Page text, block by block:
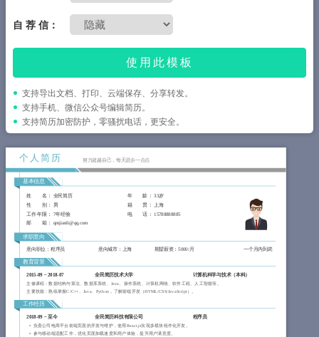
面试自我介绍
简历教程
登录 / 注册
自 荐 信：
使用此模板
支持导出文档、打印、云端保存、分享转发。
支持手机、微信公众号编辑简历。
支持简历加密防护，零骚扰电话，更安全。
个人简历 努力超越自己，每天进步一点点
基本信息
姓 名 ： 全民简历 年 龄 ： 33岁
性 别 ： 男 籍 贯 ： 上海
工作年限 ： 7年经验 电 话 ： 15788888885
邮 箱 ： qmjianli@qq.com
求职意向
意向职位：程序员 意向城市：上海 期望薪资：5000/月 一个月内到岗
教育背景
2015-09 ~2018-07 全民简历技术大学
计算机科学与技术（本科）
主修课程：数据结构与算法、数据库系统、Java、操作系统、计算机网络、软件工程、人工智能等。
主要技能：熟练掌握C/C++、Java、Python，了解前端开发（HTML/CSS/JavaScript）。
工作经历
2018-09 ~至今 全民简历科技有限公司
程序员
负责公司电商平台前端页面的开发与维护，使用React.js实现多模块组件化开发。
参与移动端适配工作，优化页面加载速度和用户体验，提升用户满意度。